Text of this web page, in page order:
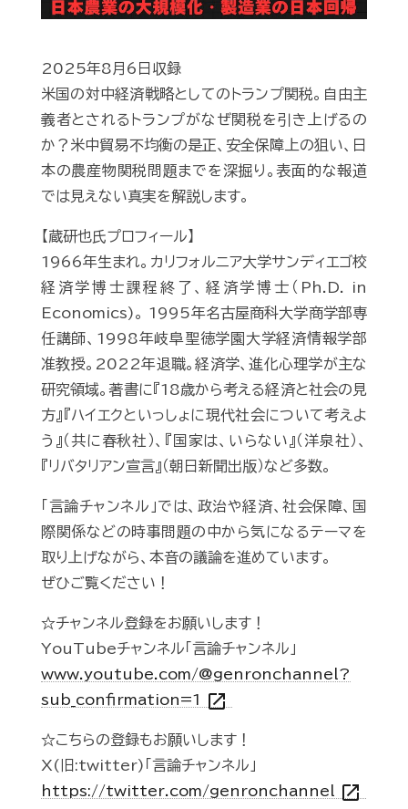
2025年8月6日収録
米国の対中経済戦略としてのトランプ関税。自由主
義者とされるトランプがなぜ関税を引き上げるの
か？米中貿易不均衡の是正、安全保障上の狙い、日
本の農産物関税問題までを深掘り。表面的な報道
では見えない真実を解説します。
【蔵研也氏プロフィール】
1966年生まれ。カリフォルニア大学サンディエゴ校
経済学博士課程終了、経済学博士（Ph.D. in
Economics)。 1995年名古屋商科大学商学部専
任講師、1998年岐阜聖徳学園大学経済情報学部
准教授。2022年退職。経済学、進化心理学が主な
研究領域。著書に『18歳から考える経済と社会の見
方』『ハイエクといっしょに現代社会について考えよ
う』（共に春秋社）、『国家は、いらない』（洋泉社）、
『リバタリアン宣言』（朝日新聞出版）など多数。
「言論チャンネル」では、政治や経済、社会保障、国
際関係などの時事問題の中から気になるテーマを
取り上げながら、本音の議論を進めています。
ぜひご覧ください！
☆チャンネル登録をお願いします！
YouTubeチャンネル「言論チャンネル」
www.youtube.com/@genronchannel?
sub_confirmation=1 open_in_new
☆こちらの登録もお願いします！
X(旧:twitter)「言論チャンネル」
https://twitter.com/genronchannel open_in_new